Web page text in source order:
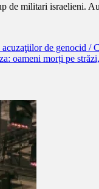
de militari israelieni.
de genocid /
oameni morți pe